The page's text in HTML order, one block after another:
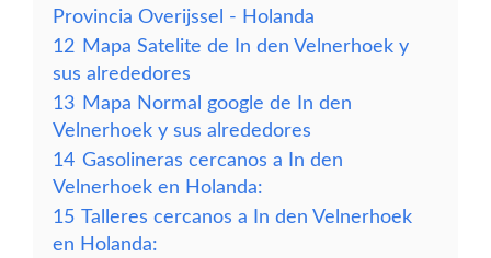
Provincia Overijssel - Holanda
12 Mapa Satelite de In den Velnerhoek y
sus alrededores
13 Mapa Normal google de In den
Velnerhoek y sus alrededores
14 Gasolineras cercanos a In den
Velnerhoek en Holanda:
15 Talleres cercanos a In den Velnerhoek
en Holanda: